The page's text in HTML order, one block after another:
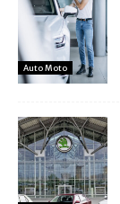
Auto Moto